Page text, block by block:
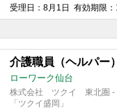
受理日：8月1日 有効期限：
介護職員（ヘルパー
ローワーク仙台
株式会社 ツクイ 東北圏 -
「ツクイ盛岡」